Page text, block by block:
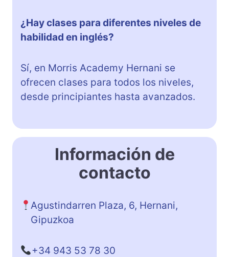
¿Hay clases para diferentes niveles de
habilidad en inglés?
Sí, en Morris Academy Hernani se
ofrecen clases para todos los niveles,
desde principiantes hasta avanzados.
Información de
contacto
Agustindarren Plaza, 6, Hernani,
Gipuzkoa
+34 943 53 78 30